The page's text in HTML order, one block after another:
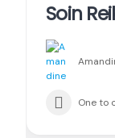
Soin
One to